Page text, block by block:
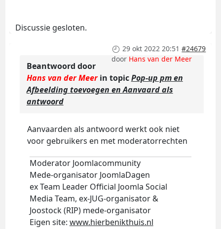
Discussie gesloten.
29 okt 2022 20:51 #24679
door Hans van der Meer
Beantwoord door
Hans van der Meerin topicPop-up pm en
Afbeelding toevoegen en Aanvaard als
antwoord
Aanvaarden als antwoord werkt ook niet
voor gebruikers en met moderatorrechten
Moderator Joomlacommunity
Mede-organisator JoomlaDagen
ex Team Leader Official Joomla Social
Media Team, ex-JUG-organisator &
Joostock (RIP) mede-organisator
Eigen site: www.hierbenikthuis.nl